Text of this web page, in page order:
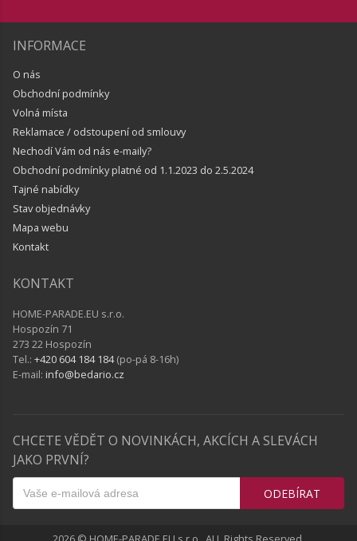
INFORMACE
O nás
Obchodní podmínky
Volná místa
Reklamace / odstoupení od smlouvy
Nechodí Vám od nás e-maily?
Obchodní podmínky platné od 1.1.2023 do 2.5.2024
Tajné nabídky
Stav objednávky
Mapa webu
Kontakt
KONTAKT
HOME-PARADE.EU s.r.o.
Hospozín 71
273 22 Hospozín
Tel.: +420 604 184 184(po-pá 8-16h)
E-mail: info@bedario.cz
CHCETE VĚDĚT O NOVINKÁCH, AKCÍCH A SLEVÁCH
JAKO PRVNÍ?
ODEBÍRAT